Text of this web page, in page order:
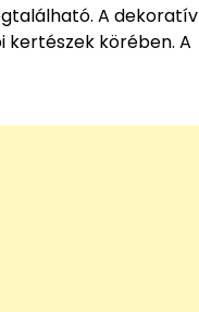
A dekoratív
kertészek körében. A